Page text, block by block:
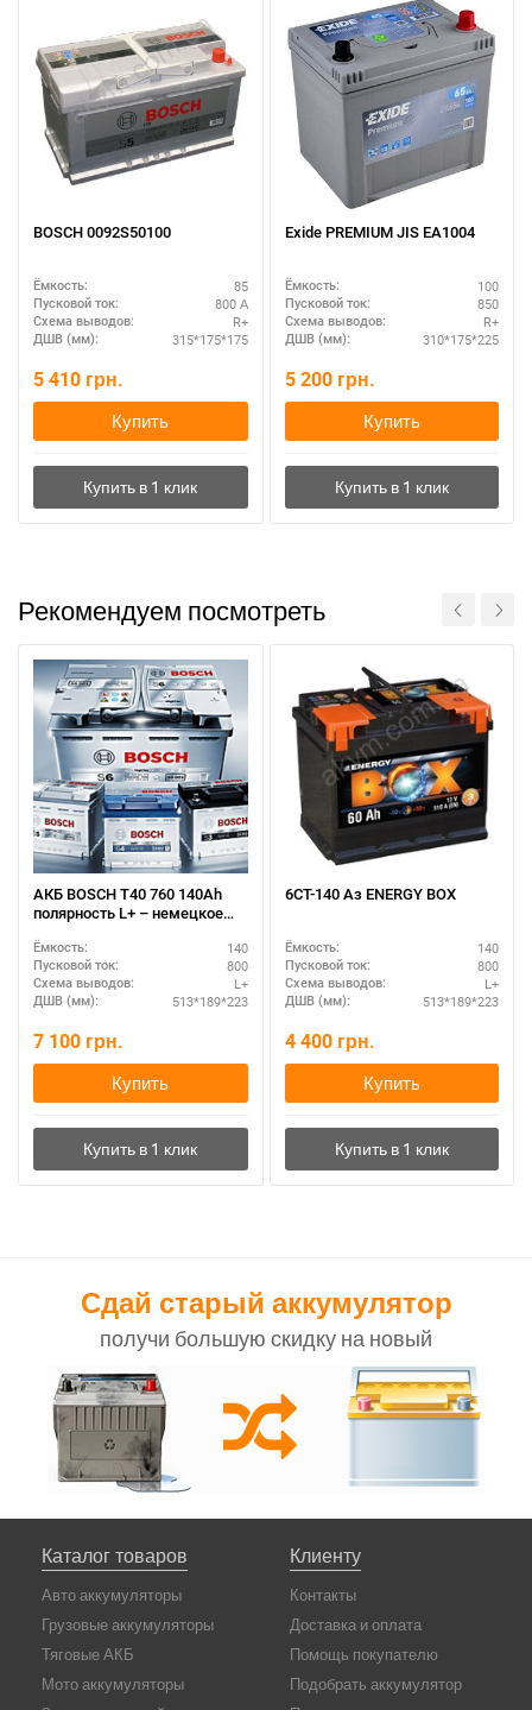
BOSCH 0092S50100
Ёмкость: 85
Пусковой ток: 800 А
Схема выводов: R+
ДШВ (мм): 315*175*175
5 410 грн.
Купить
Exide PREMIUM JIS EA1004
Ёмкость: 100
Пусковой ток: 850
Схема выводов: R+
ДШВ (мм): 310*175*225
5 200 грн.
Купить
Рекомендуем посмотреть
АКБ BOSCH T40 760 140Ah
полярность L+ – немецкое
Ёмкость: 140
Пусковой ток: 800
Схема выводов: L+
ДШВ (мм): 513*189*223
7 100 грн.
Купить
6СТ-140 Аз ENERGY BOX
Ёмкость: 140
Пусковой ток: 800
Схема выводов: L+
ДШВ (мм): 513*189*223
4 400 грн.
Купить
Сдай старый аккумулятор
получи большую скидку на новый
Каталог товаров
Авто аккумуляторы
Грузовые аккумуляторы
Тяговые АКБ
Мото аккумуляторы
Клиенту
Контакты
Доставка и оплата
Помощь покупателю
Подобрать аккумулятор